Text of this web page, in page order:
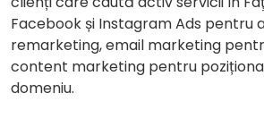
Facebook și Instagram Ads pentru
remarketing, email marketing
content marketing pentru
domeniu.